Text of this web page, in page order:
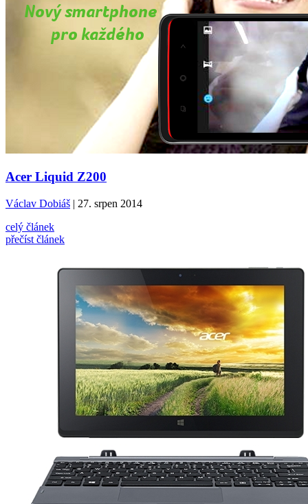
Acer Liquid Z200
Václav Dobiáš| 27. srpen 2014
celý článek
přečíst článek